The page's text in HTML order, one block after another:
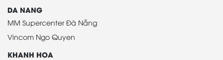
DA NANG
MM Supercenter Đà Nẵng
Vincom Ngo Quyen
KHANH HOA